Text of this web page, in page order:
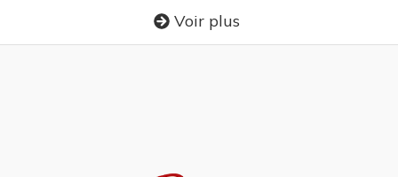
Voir plus